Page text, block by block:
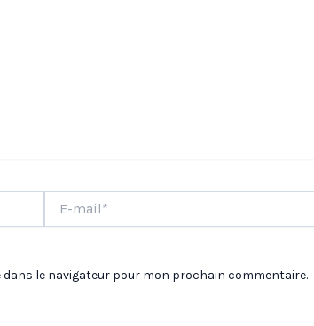
mail*
le navigateur pour mon prochain commentaire.